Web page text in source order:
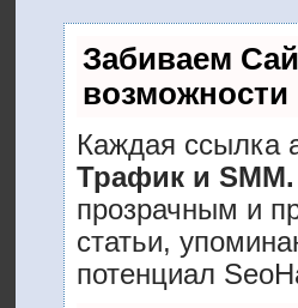
Забиваем
возможности
Каждая ссылка
Трафик и SMM.
прозрачным и
статьи,
потенциал